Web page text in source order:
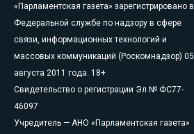
«Парламентская газета» зарегистрировано в
Федеральной службе по надзору в сфере
связи, информационных технологий и
массовых коммуникаций (Роскомнадзор) 05
августа 2011 года. 18+
Свидетельство о регистрации Эл № ФС77-
46097
Учредитель — АНО «Парламентская газета»